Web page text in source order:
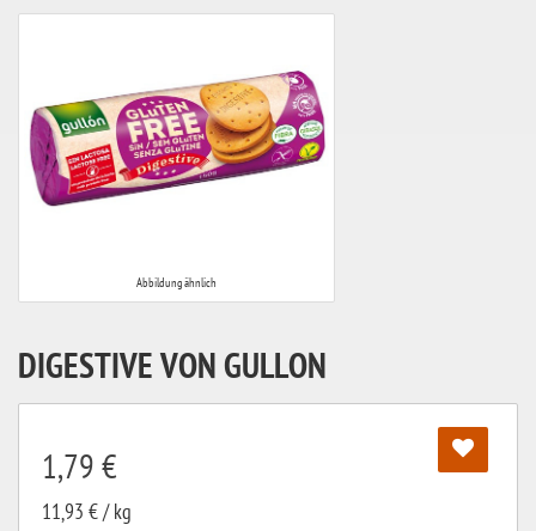
Abbildung ähnlich
DIGESTIVE VON GULLON
1,79 €
11,93 € / kg